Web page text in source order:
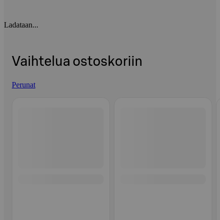
Ladataan...
Vaihtelua ostoskoriin
Perunat